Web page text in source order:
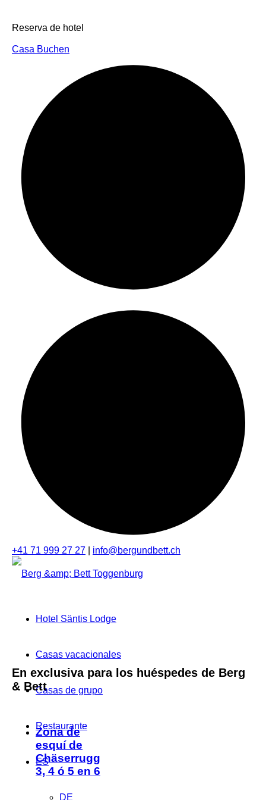
Reserva de hotel
Casa Buchen
+41 71 999 27 27 info@bergundbett.ch
Hotel Säntis Lodge
Casas vacacionales
Casas de grupo
Restaurante
ES
DE
En exclusiva para los huéspedes de Berg
& Bett
Zona de
esquí de
Chäserrugg
3, 4 ó 5 en 6